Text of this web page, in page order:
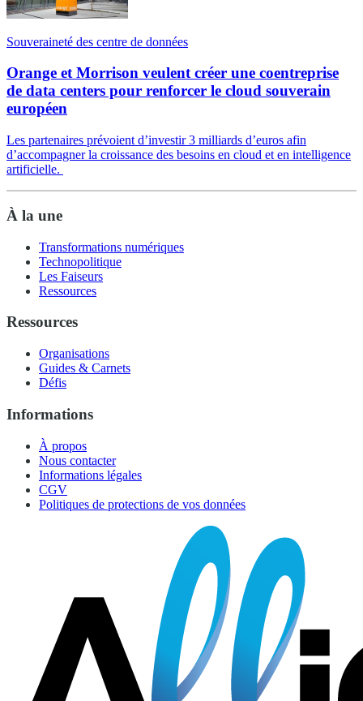
Souveraineté des centre de données
Orange et Morrison veulent créer une coentreprise
de data centers pour renforcer le cloud souverain
européen
Les partenaires prévoient d’investir 3 milliards d’euros afin
d’accompagner la croissance des besoins en cloud et en intelligence
artificielle.
À la une
Transformations numériques
Technopolitique
Les Faiseurs
Ressources
Ressources
Organisations
Guides & Carnets
Défis
Informations
À propos
Nous contacter
Informations légales
CGV
Politiques de protections de vos données